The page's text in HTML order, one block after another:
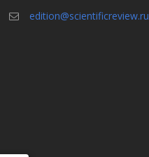
edition@scientificreview.ru